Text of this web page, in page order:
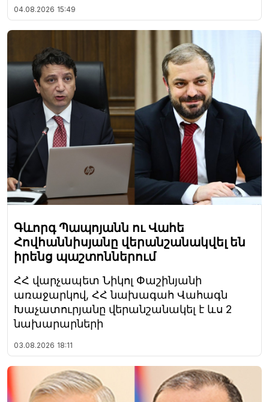
04.08.2026 15:49
Գևորգ Պապոյանն ու Վահե
Հովհաննիսյանը վերանշանակվել են
իրենց պաշտոններում
ՀՀ վարչապետ Նիկոլ Փաշինյանի
առաջարկով, ՀՀ նախագահ Վահագն
Խաչատուրյանը վերանշանակել է ևս 2
նախարարների
03.08.2026 18:11